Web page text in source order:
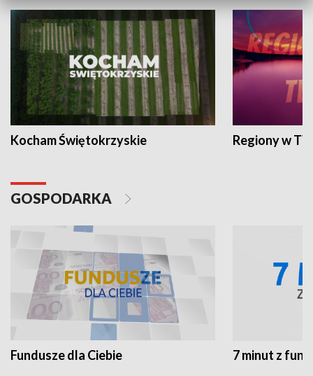
Kocham Świętokrzyskie Regiony w
GOSPODARKA
Fundusze dla Ciebie 7 minut z